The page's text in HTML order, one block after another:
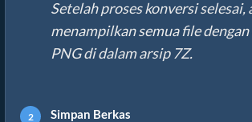
Setelah proses konversi selesai,
menampilkan semua file
PNG di dalam arsip 7Z.
Simpan Berkas